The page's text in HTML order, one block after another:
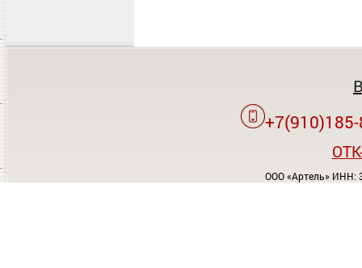
ООО «Артель» ИНН: